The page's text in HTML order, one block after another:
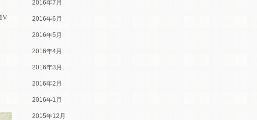
2016年7月
2016年6月
2016年5月
2016年4月
2016年3月
2016年2月
2016年1月
2015年12月